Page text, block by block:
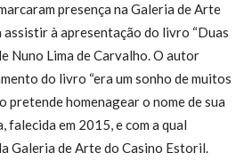
presença na Galeria de Arte
à apresentação do livro “Duas
Nuno Lima de Carvalho. O autor
do livro “era um sonho de muitos
pretende homenagear o nome de sua
falecida em 2015, e com a qual
Galeria de Arte do Casino Estoril.